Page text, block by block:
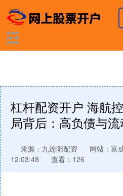
杠杆配资开户 海航
局背后：高负债与
来源：九连阳配资 网站：富
12:03:48
查看：126